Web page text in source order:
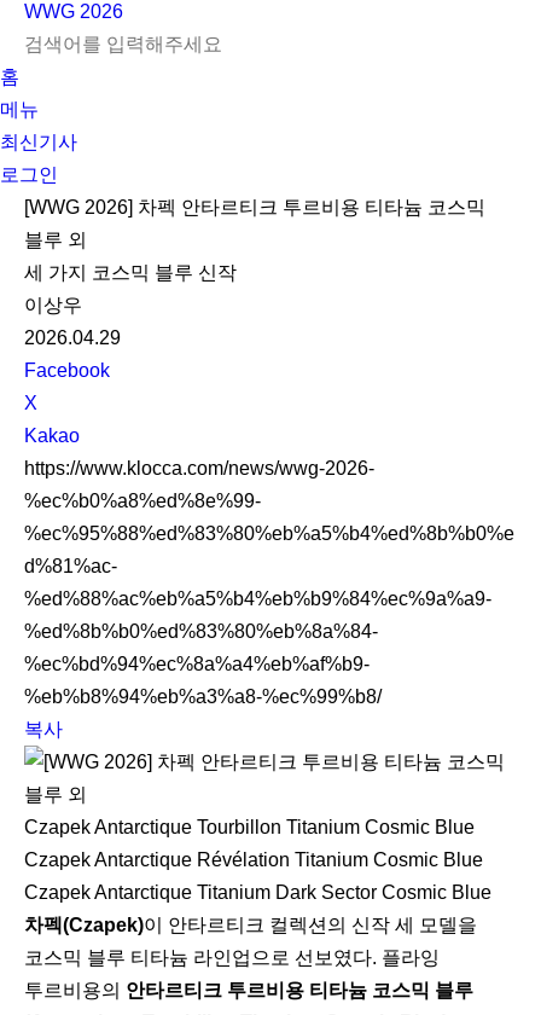
WWG 2026
L
G
I
N
S
A
R
C
H
닫
l
e
a
r
검
색
하
기
홈
메뉴
최신기사
로그인
[WWG 2026] 차펙 안타르티크 투르비용 티타늄 코스믹
블루 외
세 가지 코스믹 블루 신작
이상우
2026.04.29
S
N
S
S
h
a
r
e
Facebook
X
Kakao
https://www.klocca.com/news/wwg-2026-
%ec%b0%a8%ed%8e%99-
%ec%95%88%ed%83%80%eb%a5%b4%ed%8b%b0%e
d%81%ac-
%ed%88%ac%eb%a5%b4%eb%b9%84%ec%9a%a9-
%ed%8b%b0%ed%83%80%eb%8a%84-
%ec%bd%94%ec%8a%a4%eb%af%b9-
%eb%b8%94%eb%a3%a8-%ec%99%b8/
복사
Czapek Antarctique Tourbillon Titanium Cosmic Blue
Czapek Antarctique Révélation Titanium Cosmic Blue
Czapek Antarctique Titanium Dark Sector Cosmic Blue
차펙(Czapek)이 안타르티크 컬렉션의 신작 세 모델을
코스믹 블루 티타늄 라인업으로 선보였다. 플라잉
투르비용의 안타르티크 투르비용 티타늄 코스믹 블루